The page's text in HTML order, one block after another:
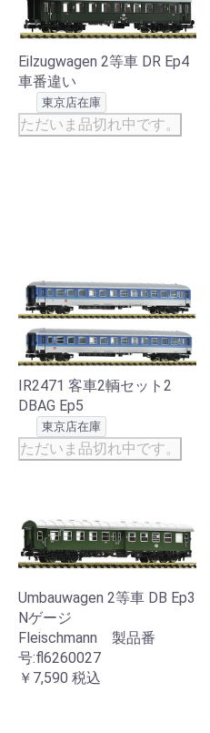
Eilzugwagen 2等車 DR Ep4
車番違い
東京店在庫
ただいま品切れ中です。
IR2471 客車2輌セット2
DBAG Ep5
東京店在庫
ただいま品切れ中です。
Umbauwagen 2等車 DB Ep3
Nゲージ
Fleischmann 製品番
号:fl6260027
￥7,590 税込